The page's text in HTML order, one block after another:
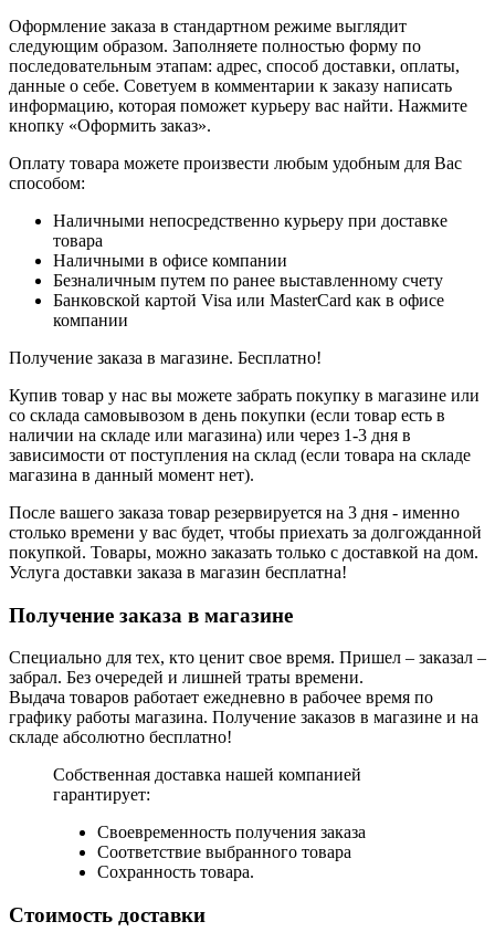
Оформление заказа в стандартном режиме выглядит
следующим образом. Заполняете полностью форму по
последовательным этапам: адрес, способ доставки, оплаты,
данные о себе. Советуем в комментарии к заказу написать
информацию, которая поможет курьеру вас найти. Нажмите
кнопку «Оформить заказ».
Оплату товара можете произвести любым удобным для Вас
способом:
Наличными непосредственно курьеру при доставке
товара
Наличными в офисе компании
Безналичным путем по ранее выставленному счету
Банковской картой Visa или MasterCard как в офисе
компании
Получение заказа в магазине. Бесплатно!
Купив товар у нас вы можете забрать покупку в магазине или
со склада самовывозом в день покупки (если товар есть в
наличии на складе или магазина) или через 1-3 дня в
зависимости от поступления на склад (если товара на складе
магазина в данный момент нет).
После вашего заказа товар резервируется на 3 дня - именно
столько времени у вас будет, чтобы приехать за долгожданной
покупкой. Товары, можно заказать только с доставкой на дом.
Услуга доставки заказа в магазин бесплатна!
Получение заказа в магазине
Специально для тех, кто ценит свое время. Пришел – заказал –
забрал. Без очередей и лишней траты времени.
Выдача товаров работает ежедневно в рабочее время по
графику работы магазина. Получение заказов в магазине и на
складе абсолютно бесплатно!
Собственная доставка нашей компанией
гарантирует:
Своевременность получения заказа
Соответствие выбранного товара
Сохранность товара.
Стоимость доставки